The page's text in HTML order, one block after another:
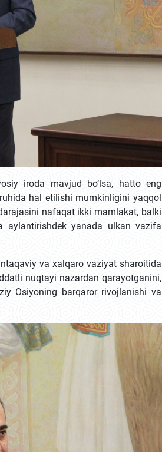
iroda mavjud bo‘lsa, hatto eng
hal etilishi mumkinligini yaqqol
nafaqat ikki mamlakat, balki
aylantirishdek yanada ulkan vazifa
va xalqaro vaziyat sharoitida
nuqtayi nazardan qarayotganini,
Osiyoning barqaror rivojlanishi va